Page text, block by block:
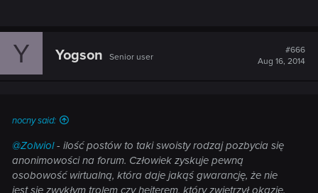
Y Yogson Senior user
#666
Aug 16, 2014
nocny said:
@Zolwiol- ilość postów to taki swoisty rodzaj pozbycia się
anonimowości na forum. Człowiek zyskuje pewną
osobowość wirtualną, która daje jakąś gwarancję, że nie
jest się zwykłym trolem czy hejterem, który zwietrzył okazję.